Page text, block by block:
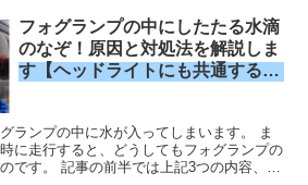
フォグランプの中にしたたる水滴
のなぞ！原因と対処法を解説しま
す【ヘッドライトにも共通する
ランプの中に水が入ってしまいます。 ま
に走行すると、どうしてもフォグランプの
です。 記事の前半では上記3つの内容、後